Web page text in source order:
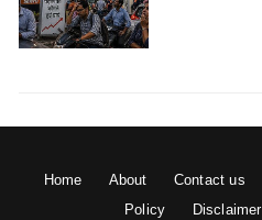
चिकन पॉक्स से बचने के लिए सबसे
बीमारी पूरी तरह ठीक ना हो
Home About Contact us
Policy
Disclaimer